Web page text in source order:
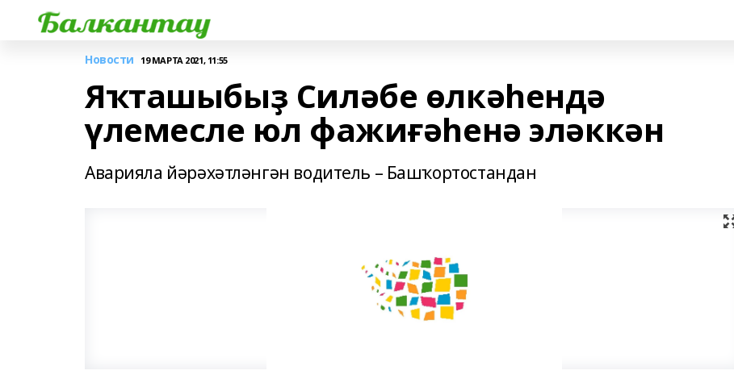
Новости 19 МАРТА 2021, 11:55
Яҡташыбыҙ Силәбе өлкәһендә
үлемесле юл фажиғәһенә эләккән
Аварияла йәрәхәтләнгән водитель – Башҡортостандан